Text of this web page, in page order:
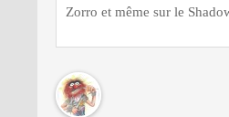
Zorro et même sur le